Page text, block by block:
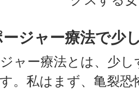
ジャー療法で少
ャー療法とは、少
。私はまず、亀裂